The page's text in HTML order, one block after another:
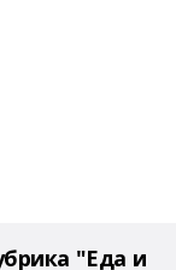
"Еда и